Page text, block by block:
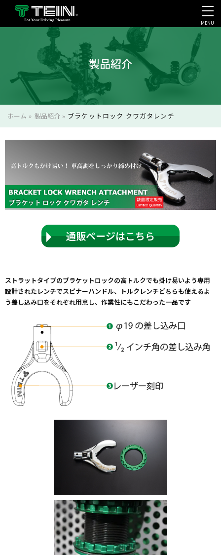
会社案内・採用・IR
MENU
製品紹介
ホーム » 製品紹介» ブラケットロック クワガタレンチ
通販ページはこちら
ストラットタイプのブラケットロックの高トルクでも掛け易いよう専用
設計されたレンチでスピナーハンドル、トルクレンチどちらも使えるよ
う差し込み口をそれぞれ用意し、作業性にもこだわった一品です